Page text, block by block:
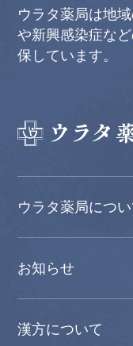
ウラタ薬局は地
や新興感染症な
保しています。
ウラタ薬局につい
お知らせ
漢方について